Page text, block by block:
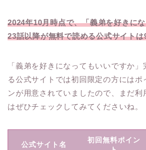
2024年10月時点で、「義弟を好きに
23話以降が無料で読める公式サイト
「義弟を好きになってもいいですか
る公式サイトでは初回限定の方にはポ
ンが用意されていましたので、まだ利
はぜひチェックしてみてくださいね。
公式サイト名
初回無料ポイン